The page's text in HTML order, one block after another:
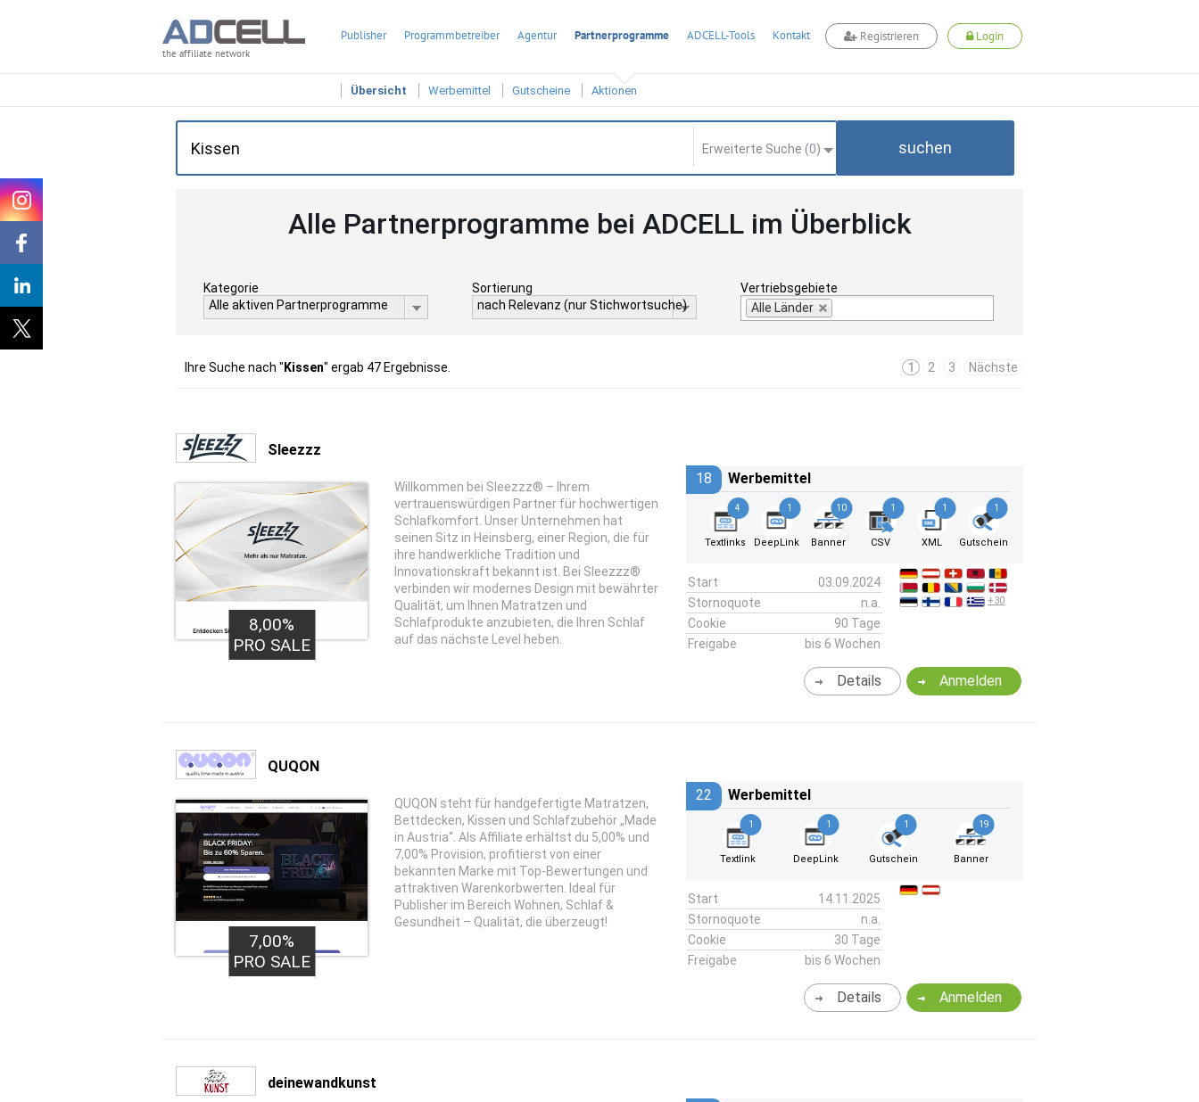
the affiliate network
Publisher Programmbetreiber Agentur Partnerprogramme ADCELL-Tools Kontakt Registrieren Login
Übersicht Werbemittel Gutscheine Aktionen
Erweiterte Suche (0) suchen
Alle Partnerprogramme bei ADCELL im Überblick
Kategorie
Alle aktiven Partnerprogramme
Sortierung
nach Relevanz (nur Stichwortsuche)
Vertriebsgebiete
Alle Länder
Ihre Suche nach " Kissen" ergab 47 Ergebnisse. 1 2 3 Nächste
Sleezzz
8,00%
PRO SALE
Willkommen bei Sleezzz® – Ihrem
vertrauenswürdigen Partner für hochwertigen
Schlafkomfort. Unser Unternehmen hat
seinen Sitz in Heinsberg, einer Region, die für
ihre handwerkliche Tradition und
Innovationskraft bekannt ist. Bei Sleezzz®
verbinden wir modernes Design mit bewährter
Qualität, um Ihnen Matratzen und
Schlafprodukte anzubieten, die Ihren Schlaf
auf das nächste Level heben.
18 Werbemittel
4
Textlinks
1
DeepLink
10
Banner
1
CSV
1
XML
1
Gutschein
Start
03.09.2024
Stornoquote
n.a.
Cookie
90 Tage
Freigabe
bis 6 Wochen
+30
Anmelden
Details
QUQON
7,00%
PRO SALE
QUQON steht für handgefertigte Matratzen,
Bettdecken, Kissen und Schlafzubehör „Made
in Austria“. Als Affiliate erhältst du 5,00% und
7,00% Provision, profitierst von einer
bekannten Marke mit Top-Bewertungen und
attraktiven Warenkorbwerten. Ideal für
Publisher im Bereich Wohnen, Schlaf &
Gesundheit – Qualität, die überzeugt!
22 Werbemittel
1
Textlink
1
DeepLink
1
Gutschein
19
Banner
Start
14.11.2025
Stornoquote
n.a.
Cookie
30 Tage
Freigabe
bis 6 Wochen
Anmelden
Details
deinewandkunst